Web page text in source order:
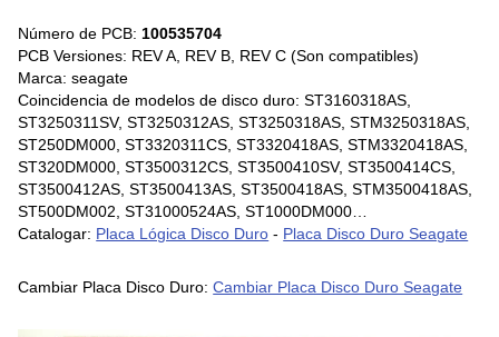
Número de PCB:100535704
PCB Versiones: REV A, REV B, REV C (Son compatibles)
Marca: seagate
Coincidencia de modelos de disco duro: ST3160318AS,
ST3250311SV, ST3250312AS, ST3250318AS, STM3250318AS,
ST250DM000, ST3320311CS, ST3320418AS, STM3320418AS,
ST320DM000, ST3500312CS, ST3500410SV, ST3500414CS,
ST3500412AS, ST3500413AS, ST3500418AS, STM3500418AS,
ST500DM002, ST31000524AS, ST1000DM000…
Catalogar: Placa Lógica Disco Duro - Placa Disco Duro Seagate
Cambiar Placa Disco Duro:Cambiar Placa Disco Duro Seagate